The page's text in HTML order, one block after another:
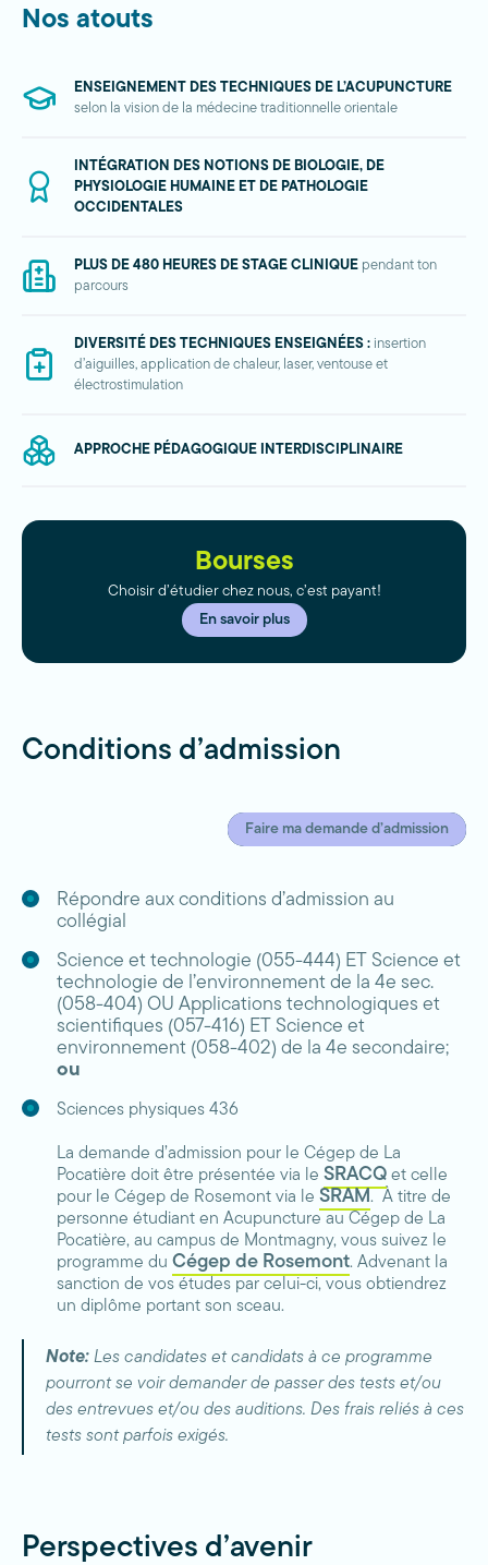
Nos atouts
ENSEIGNEMENT DES TECHNIQUES DE L’ACUPUNCTURE
selon la vision de la médecine traditionnelle orientale
INTÉGRATION DES NOTIONS DE BIOLOGIE, DE
PHYSIOLOGIE HUMAINE ET DE PATHOLOGIE
OCCIDENTALES
PLUS DE 480 HEURES DE STAGE CLINIQUE pendant ton
parcours
DIVERSITÉ DES TECHNIQUES ENSEIGNÉES : insertion
d’aiguilles, application de chaleur, laser, ventouse et
électrostimulation
APPROCHE PÉDAGOGIQUE INTERDISCIPLINAIRE
Bourses
Choisir d’étudier chez nous, c’est payant!
En savoir plus
Conditions d’admission
Faire ma demande d’admission
Répondre aux conditions d’admission au
collégial
Science et technologie (055-444) ET Science et
technologie de l’environnement de la 4e sec.
(058-404) OU Applications technologiques et
scientifiques (057-416) ET Science et
environnement (058-402) de la 4e secondaire;
ou
Sciences physiques 436
La demande d’admission pour le Cégep de La
Pocatière doit être présentée via le SRACQ et celle
pour le Cégep de Rosemont via le SRAM. À titre de
personne étudiant en Acupuncture au Cégep de La
Pocatière, au campus de Montmagny, vous suivez le
programme du Cégep de Rosemont. Advenant la
sanction de vos études par celui-ci, vous obtiendrez
un diplôme portant son sceau.
Note: Les candidates et candidats à ce programme
pourront se voir demander de passer des tests et/ou
des entrevues et/ou des auditions. Des frais reliés à ces
tests sont parfois exigés.
Perspectives d’avenir